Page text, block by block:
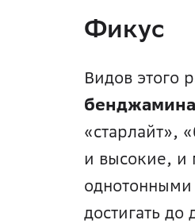
Фикус
Видов этого
бенджамина
«старлайт»,
и высокие, и
достигать до